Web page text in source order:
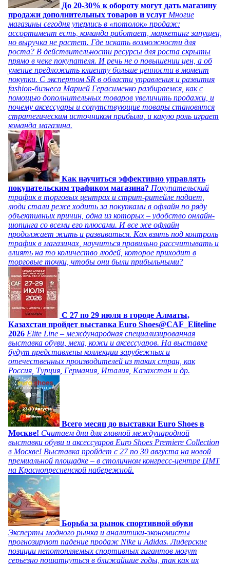
До 20-30% к обороту могут дать магазину
продажи дополнительных товаров и услуг Многие
магазины сегодня уперлись в «потолок» продаж:
ассортимент есть, команда работает, маркетинг запущен,
но выручка не растет. Где искать возможности для
роста? В действительности ресурсы для роста скрыты
прямо в чеке покупателя. И речь не о повышении цен, а об
умение предложить клиенту больше ценности в момент
покупки. С экспертом SR в области управления и развития
fashion-бизнеса Марией Герасименко разбираемся, как с
помощью дополнительных товаров увеличить продажи, и
почему аксессуары и сопутствующие товары становятся
стратегическим источником прибыли, и какую роль играет
команда магазина.
Как научиться эффективно управлять
покупательским трафиком магазина? Покупательский
трафик в торговых центрах и стрит-ритейле падает,
люди стали реже ходить за покупками в офлайн по ряду
объективных причин, одна из которых – удобство онлайн-
шопинга со всеми его плюсами. И все же офлайн
продолжает жить и развиваться. Как взять под контроль
трафик в магазинах, научиться правильно рассчитывать и
влиять на то количество людей, которое приходит в
торговые точки, чтобы они были прибыльными?
C 27 по 29 июля в городе Алматы,
Казахстан пройдет выставка Euro Shoes@CAF_Eliteline
2026 Elite Line – международная специализированная
выставка обуви, меха, кожи и аксессуаров. На выставке
будут представлены коллекции зарубежных и
отечественных производителей из таких стран, как
Россия, Турция, Германия, Италия, Казахстан и др.
Всего месяц до выставки Euro Shoes в
Москве! Считаем дни для главной международной
выставки обуви и аксессуаров Euro Shoes Premiere Collection
в Москве! Выставка пройдет с 27 по 30 августа на новой
премиальной площадке – в столичном конгресс-центре ЦМТ
на Краснопресненской набережной.
Борьба за рынок спортивной обуви
Эксперты модного рынка и аналитики-экономисты
прогнозируют падение продаж Nike и Adidas. Лидерские
позиции непотопляемых спортивных гигантов могут
серьезно пошатнуться в ближайшие годы, так как их